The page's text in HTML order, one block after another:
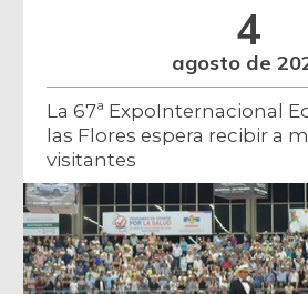
4
agosto de
La 67ª ExpoInternacional
las Flores espera recibir a
visitantes